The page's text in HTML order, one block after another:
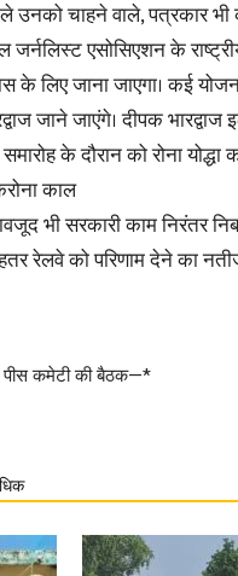
उनको चाहने वाले, पत्रकार
एसोसिएशन के
के लिए जाना जाएगा। कई
जाने जाएंगे। दीपक
के दौरान को रोना
काल
भी सरकारी काम निरंतर
को परिणाम देने का
पीस कमेटी की बैठक—*